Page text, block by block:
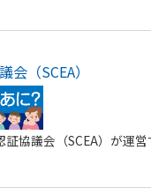
（SCEA）
協議会（SCEA）が運営